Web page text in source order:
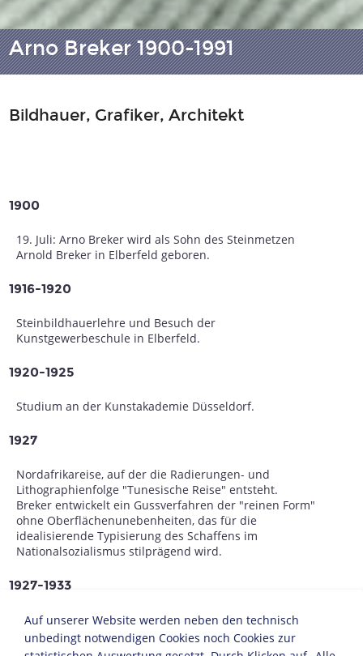
Arno Breker 1900-1991
Bildhauer, Grafiker, Architekt
1900
19. Juli: Arno Breker wird als Sohn des Steinmetzen
Arnold Breker in Elberfeld geboren.
1916-1920
Steinbildhauerlehre und Besuch der
Kunstgewerbeschule in Elberfeld.
1920-1925
Studium an der Kunstakademie Düsseldorf.
1927
Nordafrikareise, auf der die Radierungen- und
Lithographienfolge "Tunesische Reise" entsteht.
Breker entwickelt ein Gussverfahren der "reinen Form"
ohne Oberflächenunebenheiten, das für die
idealisierende Typisierung des Schaffens im
Nationalsozialismus stilprägend wird.
1927-1933
Nach mehreren Paris-Reisen lässt sich Breker als
Bildhauer in der Stadt nieder, wo er mit Künstlern wie
Robert Delaunay, Jean Cocteau (1889-1963) und Man Ray
Auf unserer Website werden neben den technisch
unbedingt notwendigen Cookies noch Cookies zur